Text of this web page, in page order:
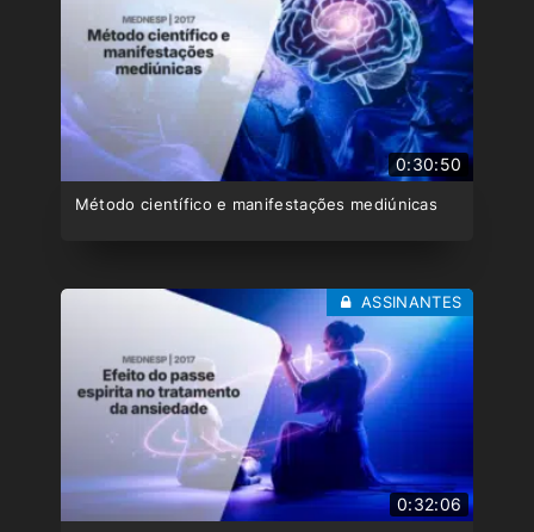
0:30:50
Método científico e manifestações mediúnicas
0:32:06
ASSINANTES